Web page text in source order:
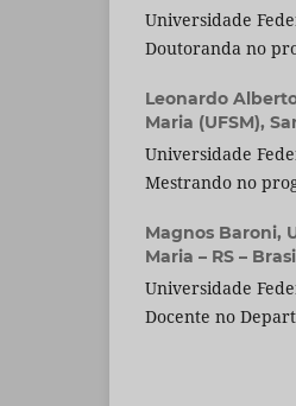
Universidade
Doutoranda no
Leonardo
Maria (UFSM),
Universidade
Mestrando no
Magnos Baroni,
Maria – RS –
Universidade
Docente no